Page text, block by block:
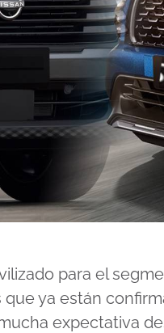
para el
ya están
expectativa